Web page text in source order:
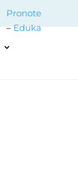
Pronote
–Eduka